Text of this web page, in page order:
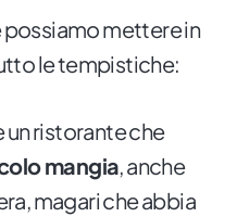
mettere in
le tempistiche:
ristorante che
mangia, anche
magari che abbia